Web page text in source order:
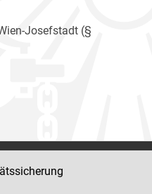
Josefstadt (§